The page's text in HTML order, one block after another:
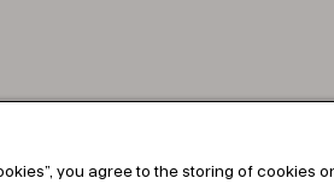
you agree to the storing of cookies